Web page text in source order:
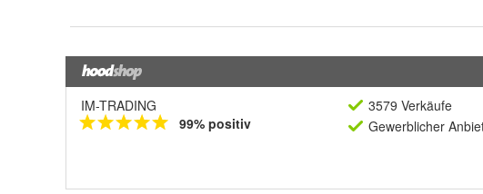
IM-TRADING
99% positiv
3579 Verkäufe
Gewerblicher